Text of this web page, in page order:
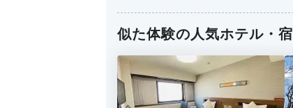
似た体験の人気ホテル・宿